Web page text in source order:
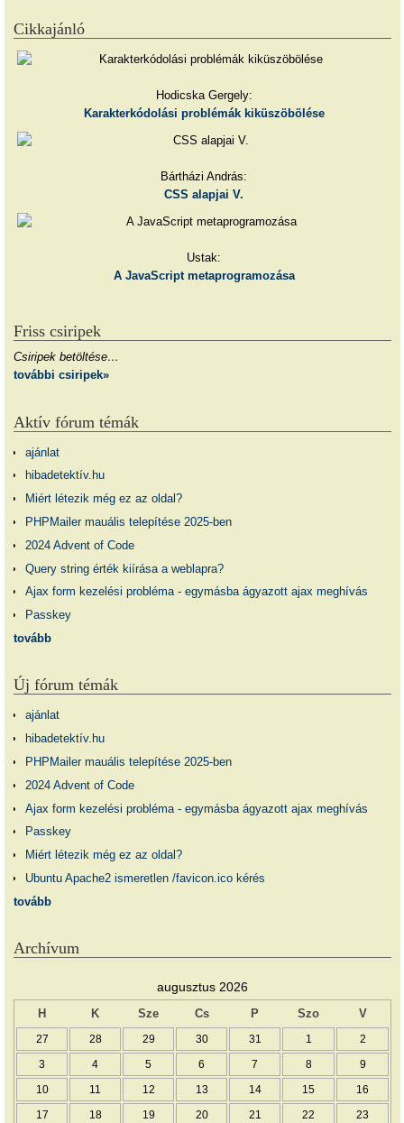
Cikkajánló
Hodicska Gergely:
Karakterkódolási problémák kiküszöbölése
Bártházi András:
CSS alapjai V.
Ustak:
A JavaScript metaprogramozása
Friss csiripek
Csiripek betöltése…
további csiripek»
Aktív fórum témák
ajánlat
hibadetektív.hu
Miért létezik még ez az oldal?
PHPMailer mauális telepítése 2025-ben
2024 Advent of Code
Query string érték kiírása a weblapra?
Ajax form kezelési probléma - egymásba ágyazott ajax meghívás
Passkey
tovább
Új fórum témák
ajánlat
hibadetektív.hu
PHPMailer mauális telepítése 2025-ben
2024 Advent of Code
Ajax form kezelési probléma - egymásba ágyazott ajax meghívás
Passkey
Miért létezik még ez az oldal?
Ubuntu Apache2 ismeretlen /favicon.ico kérés
tovább
Archívum
augusztus 2026
H K Sze Cs P Szo V
27 28 29 30 31 1 2
3 4 5 6 7 8 9
10 11 12 13 14 15 16
17 18 19 20 21 22 23